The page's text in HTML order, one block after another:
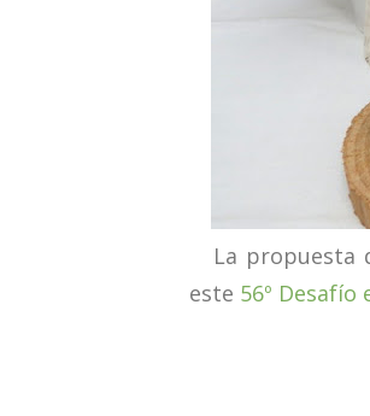
La propuesta
este 56º Desafío